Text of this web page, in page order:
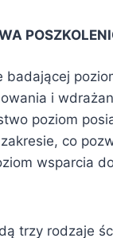
badającej
i
poziom
co
wsparcia
trzy rodzaje